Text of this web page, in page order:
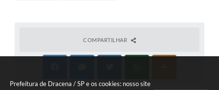
Prefeitura de Dracena / SP e os cookies: nosso site
COMPARTILHAR